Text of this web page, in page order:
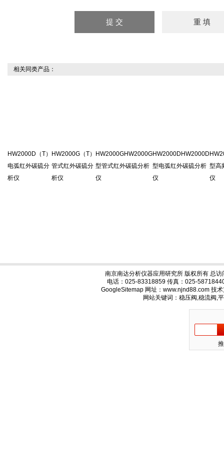
相关同类产品：
HW2000D（T）
电弧红外碳硫分
析仪
HW2000G（T）
管式红外碳硫分
析仪
HW2000GHW2000G
型管式红外碳硫分析
仪
HW2000DHW2000D
型电弧红外碳硫分析
仪
型高
仪
南京南达分析仪器应用研究所 版权所有 总访
电话：025-83318859 传真：025-
GoogleSitemap 网址：www.njnd88.com 技
网站关键词：稳压阀,稳流阀,